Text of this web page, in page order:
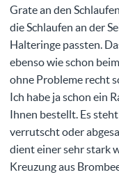
Grate an den
die Schlaufen an der
Halteringe passten.
ebenso wie schon
ohne Probleme recht
Ich habe ja schon ein
Ihnen bestellt. Es
verrutscht oder
dient einer sehr stark
Kreuzung aus